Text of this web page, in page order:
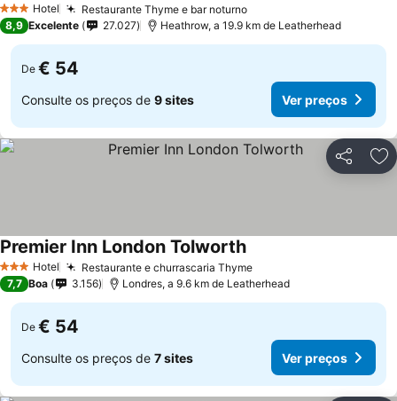
3 EstrelasHotel Restaurante Thyme e bar noturno
8,9 Excelente 27.027 Heathrow, a 19.9 km de Leatherhead
De € 54
Consulte os preços de 9 sites Ver preços
Partilhar
3 EstrelasHotel Restaurante e churrascaria Thyme
Premier Inn London Tolworth
7,7 Boa 3.156 Londres, a 9.6 km de Leatherhead
De € 54
Consulte os preços de 7 sites Ver preços